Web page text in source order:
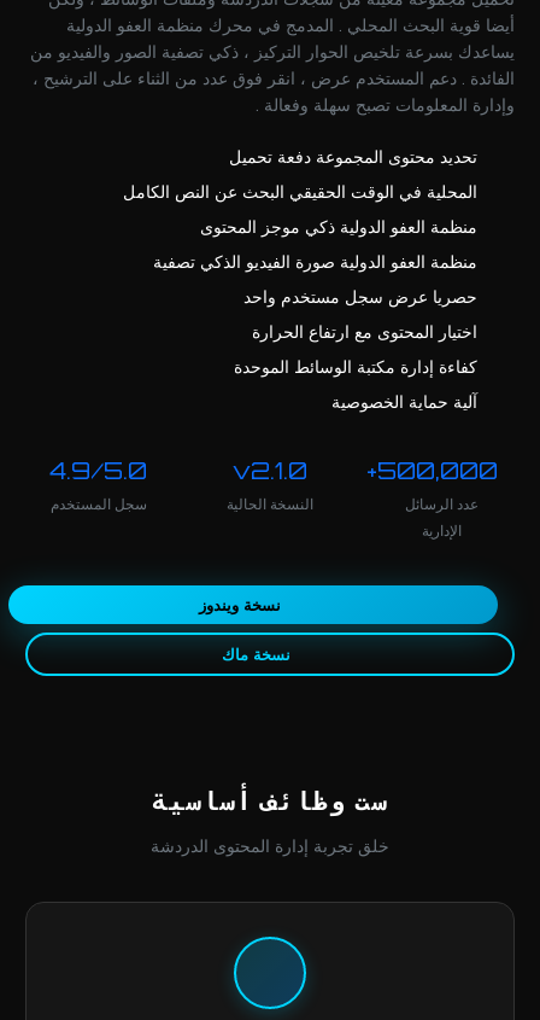
أيضا قوية البحث المحلي . المدمج في محرك منظمة العفو الدولية
يساعدك بسرعة تلخيص الحوار التركيز ، ذكي تصفية الصور والفيديو من
الفائدة . دعم المستخدم عرض ، انقر فوق عدد من الثناء على الترشيح ،
وإدارة المعلومات تصبح سهلة وفعالة .
تحديد محتوى المجموعة دفعة تحميل
المحلية في الوقت الحقيقي البحث عن النص الكامل
منظمة العفو الدولية ذكي موجز المحتوى
منظمة العفو الدولية صورة الفيديو الذكي تصفية
حصريا عرض سجل مستخدم واحد
اختيار المحتوى مع ارتفاع الحرارة
كفاءة إدارة مكتبة الوسائط الموحدة
آلية حماية الخصوصية
500,000+
عدد الرسائل
الإدارية
v2.1.0
النسخة الحالية
4.9/5.0
سجل المستخدم
نسخة ويندوز
نسخة ماك
ست وظائف أساسية
خلق تجربة إدارة المحتوى الدردشة